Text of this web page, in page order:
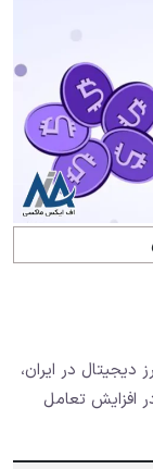
دیجیتال در ایران،
افزایش تعامل